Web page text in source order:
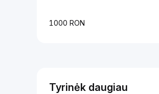
1000 RON
Tyrinėk daugiau